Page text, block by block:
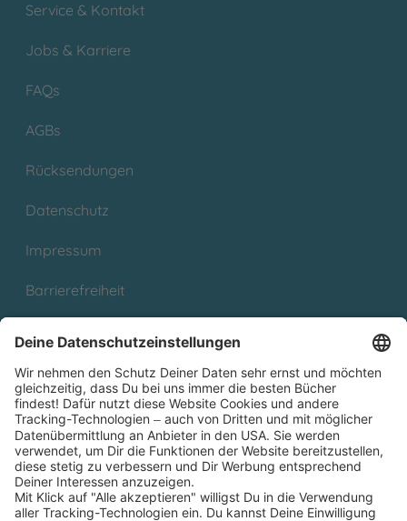
Service & Kontakt
Jobs & Karriere
FAQs
AGBs
Rücksendungen
Datenschutz
Impressum
Barrierefreiheit
Partnerprogramm (Affiliate)
Folge uns auf